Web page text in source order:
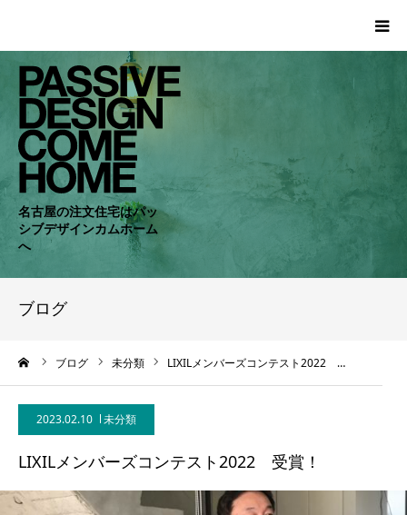
名古屋の注文住宅はパッ
シブデザインカムホーム
へ
ブログ
ブログ 未分類 LIXILメンバーズコンテスト2022 …
2023.02.10 未分類
LIXILメンバーズコンテスト2022 受賞！
HOME
WORKS
COMPANY
CONCEPT
NEWS
BLOG
CONTACT